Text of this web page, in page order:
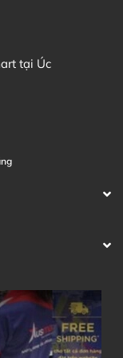
Đã duyệt nội
tại Úc